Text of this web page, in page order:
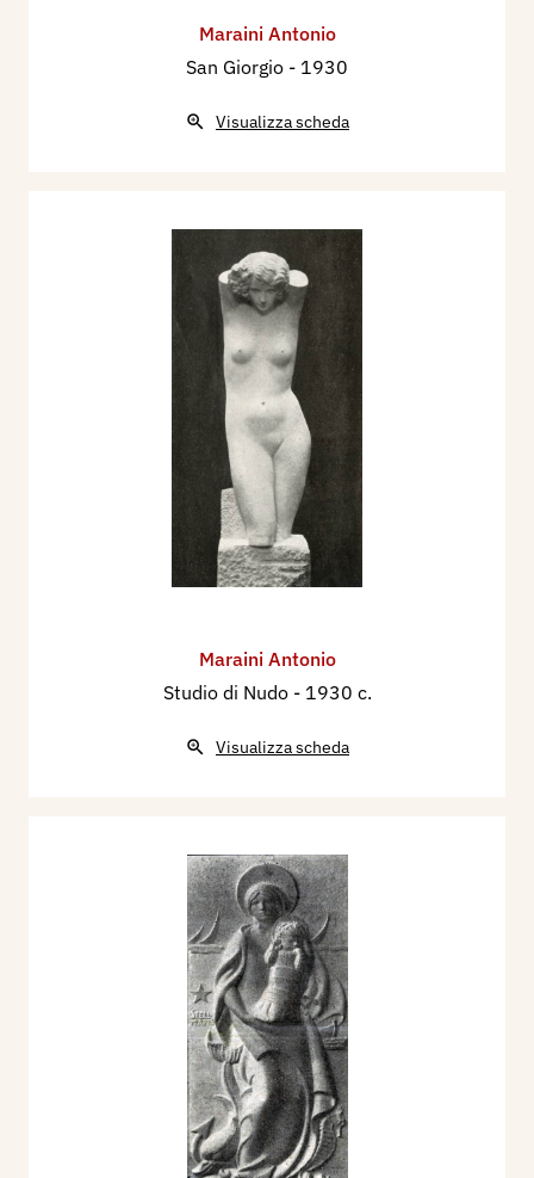
Maraini Antonio
San Giorgio - 1930
Visualizza scheda
Maraini Antonio
Studio di Nudo - 1930 c.
Visualizza scheda